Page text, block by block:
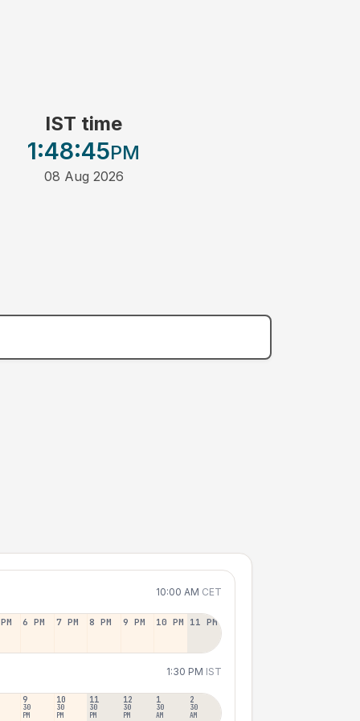
IST time
1:48:45PM
08 Aug 2026
10:00 AM CET
6 PM 7 PM 8 PM 9 PM 10 PM 11 PM
1:30 PM IST
9
30
PM
10
30
PM
11
30
PM
12
30
PM
1
30
AM
2
30
AM